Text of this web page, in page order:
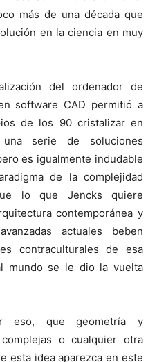
más de una década que
en la ciencia en muy
del ordenador de
software CAD permitió a
de los 90 cristalizar en
serie de soluciones
es igualmente indudable
de la complejidad
lo que Jencks quiere
contemporánea y
actuales beben
contraculturales de esa
mundo se le dio la vuelta
eso, que geometría y
o cualquier otra
esta idea aparezca en este